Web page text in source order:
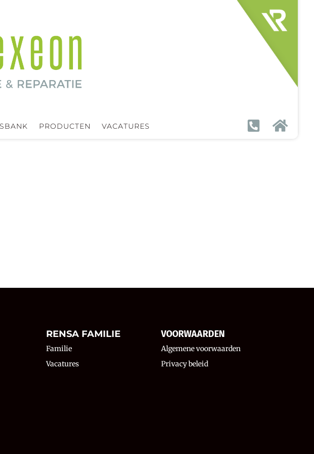
PRODUCTEN VACATURES  
RENSA FAMILIE
Familie
Vacatures
VOORWAARDEN
Algemene voorwaarden
Privacy beleid